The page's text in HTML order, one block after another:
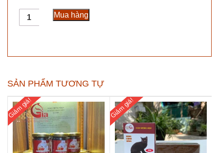
Cao
Ngựa
Hãng
Định
Giá
1.2tr/Lạng
số
lượng
Mua hàng
SẢN PHẨM TƯƠNG TỰ
Giảm giá! Giảm giá!